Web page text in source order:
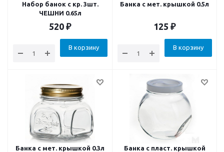
Набор банок с кр. 3шт.
ЧЕШНИ 0.65л
520 ₽
В корзину
Банка с мет. крышкой 0.5л
125 ₽
В корзину
Банка с мет. крышкой 0.3л
Банка с пласт. крышкой